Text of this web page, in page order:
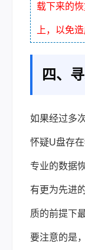
载下来的
上，以免
四、
如果经过多
怀疑U盘存
专业的数据
有更为先进
质的前提下
要注意的是